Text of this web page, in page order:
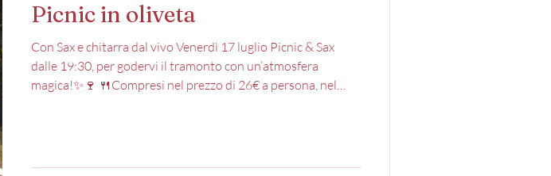
Picnic in oliveta
Con Sax e chitarra dal vivo Venerdì 17 luglio Picnic & Sax
dalle 19:30, per godervi il tramonto con un’atmosfera
magica!✨🍷 🍴Compresi nel prezzo di 26€ a persona, nel